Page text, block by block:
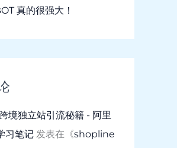
真的很强大！
境独立站引流秘籍 - 阿里
习笔记 发表在《shopline